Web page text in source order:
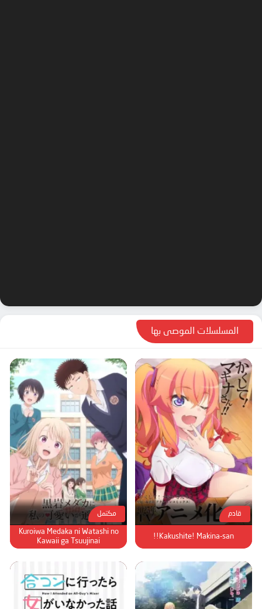
المسلسلات الموصى بها
قادم
Kakushite! Makina-san!!
مكتمل
Kuroiwa Medaka ni Watashi no
Kawaii ga Tsuujinai